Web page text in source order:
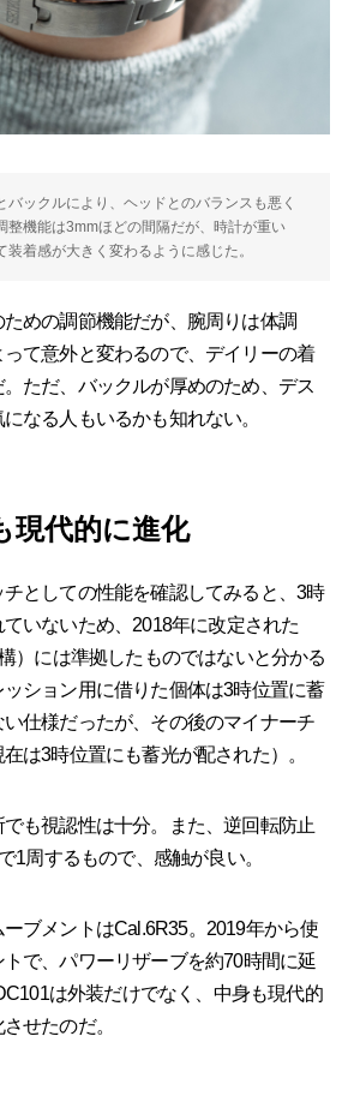
バックルにより、ヘッドとのバランスも悪く
整機能は3mmほどの間隔だが、時計が重い
着感が大きく変わるように感じた。
めの調節機能だが、腕周りは体調
って意外と変わるので、デイリーの着
ただ、バックルが厚めのため、デス
なる人もいるかも知れない。
現代的に進化
としての性能を確認してみると、3時
いないため、2018年に改定された
）には準拠したものではないと分かる
ッション用に借りた個体は3時位置に蓄
仕様だったが、その後のマイナーチ
は3時位置にも蓄光が配された）。
も視認性は十分。また、逆回転防止
1周するもので、感触が良い。
ブメントはCal.6R35。2019年から使
で、パワーリザーブを約70時間に延
は外装だけでなく、中身も現代的
せたのだ。